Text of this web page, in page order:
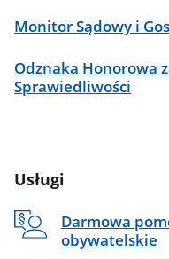
Monitor Sądowy i
Odznaka Honorowa
Sprawiedliwości
Usługi
Darmowa
obywatelskie